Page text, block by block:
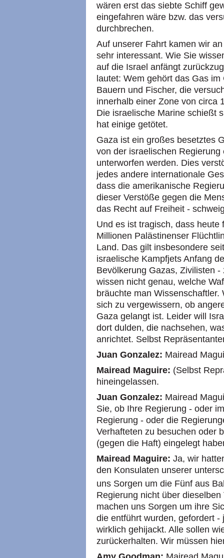
wären erst das siebte Schiff
eingefahren wäre bzw. das
durchbrechen.
Auf unserer Fahrt kamen wir
sehr interessant. Wie Sie
auf die Israel anfängt
lautet: Wem gehört das Gas
Bauern und Fischer, die
innerhalb einer Zone von circa
Die israelische Marine schießt
hat einige getötet.
Gaza ist ein großes besetztes
von der israelischen
unterworfen werden. Dies
jedes andere internationale
dass die amerikanische
dieser Verstöße gegen die
das Recht auf Freiheit -
Und es ist tragisch, dass
Millionen Palästinenser
Land. Das gilt insbesondere
israelische Kampfjets Anfang
Bevölkerung Gazas, Zivilisten
wissen nicht genau, welche
bräuchte man
sich zu vergewissern, ob
Gaza gelangt ist. Leider will
dort dulden, die nachsehen,
anrichtet. Selbst
Juan Gonzalez: Mairead
Mairead Maguire: (Selbst
hineingelassen.
Juan Gonzalez: Mairead
Sie, ob Ihre Regierung - oder
Regierung - oder die
Verhafteten zu besuchen oder
(gegen die Haft) eingelegt
Mairead Maguire: Ja, wir
den Konsulaten unserer
uns Sorgen um die Fünf aus
Regierung nicht über
machen uns Sorgen um ihre
die entführt wurden, gefordert
wirklich gehijackt. Alle sollen
zurückerhalten. Wir müssen